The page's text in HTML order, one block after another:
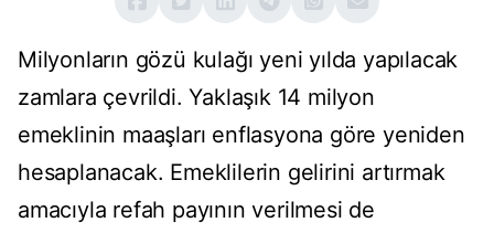
Milyonların gözü kulağı yeni yılda yapılacak
zamlara çevrildi. Yaklaşık 14 milyon
emeklinin maaşları enflasyona göre yeniden
hesaplanacak. Emeklilerin gelirini artırmak
amacıyla refah payının verilmesi de